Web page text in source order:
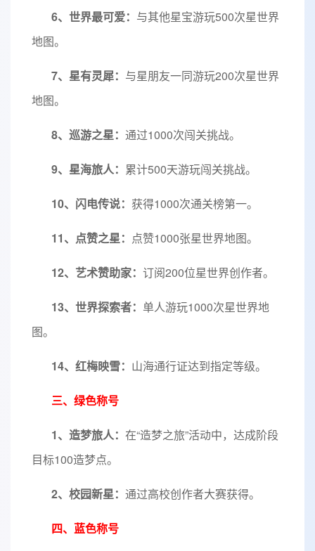
6、世界最可爱： 与其他星宝游玩500次星世界
地图。
7、星有灵犀： 与星朋友一同游玩200次星世界
地图。
8、巡游之星： 通过1000次闯关挑战。
9、星海旅人： 累计500天游玩闯关挑战。
10、闪电传说： 获得1000次通关榜第一。
11、点赞之星： 点赞1000张星世界地图。
12、艺术赞助家： 订阅200位星世界创作者。
13、世界探索者： 单人游玩1000次星世界地
图。
14、红梅映雪： 山海通行证达到指定等级。
三、绿色称号
1、造梦旅人： 在“造梦之旅”活动中，达成阶段
目标100造梦点。
2、校园新星： 通过高校创作者大赛获得。
四、蓝色称号